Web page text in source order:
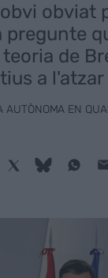
obviat
pregunte
de
a l'atzar
AUTÒNOMA EN